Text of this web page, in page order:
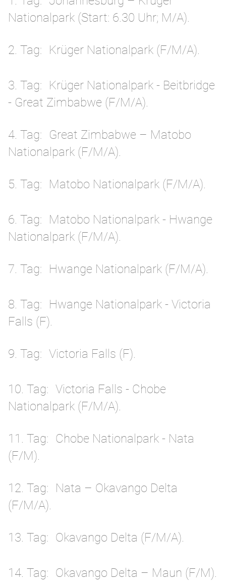
Nationalpark (Start: 6.30 Uhr; M/A).
2. Tag Krüger Nationalpark (F/M/A).
3. Tag
Krüger Nationalpark - Beitbridge
- Great Zimbabwe (F/M/A).
4. Tag
Great Zimbabwe – Matobo
Nationalpark (F/M/A).
5. Tag Matobo Nationalpark (F/M/A).
6. Tag
Matobo Nationalpark - Hwange
Nationalpark (F/M/A).
7. Tag Hwange Nationalpark (F/M/A).
8. Tag
Hwange Nationalpark - Victoria
Falls (F).
9. Tag Victoria Falls (F).
10. Tag
Victoria Falls - Chobe
Nationalpark (F/M/A).
11. Tag
Chobe Nationalpark - Nata
(F/M).
12. Tag
Nata – Okavango Delta
(F/M/A).
13. Tag Okavango Delta (F/M/A).
14. Tag Okavango Delta – Maun (F/M).